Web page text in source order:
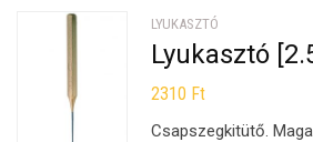
LYUKASZTÓ
Lyukasztó
2310 Ft
Csapszegkitütő.